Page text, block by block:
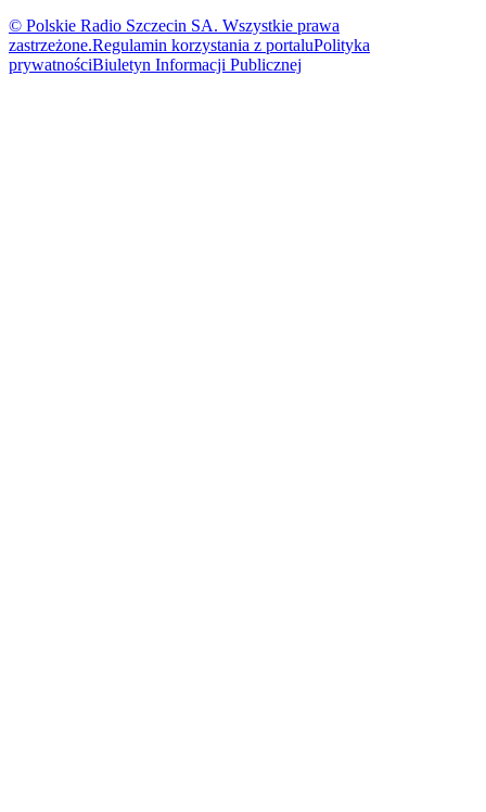
© Polskie Radio Szczecin SA. Wszystkie prawa
zastrzeżone.Regulamin korzystania z portaluPolityka
prywatnościBiuletyn Informacji Publicznej